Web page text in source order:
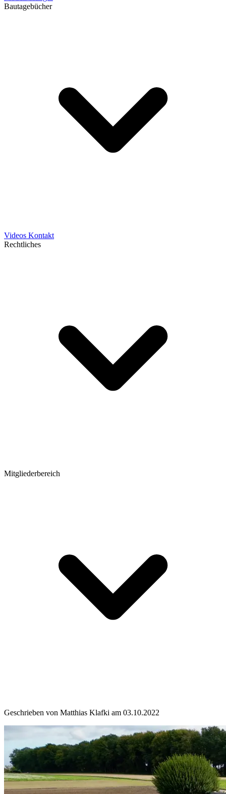
Bautagebücher
Videos Kontakt
Rechtliches
Mitgliederbereich
Geschrieben von Matthias Klafki am 03.10.2022